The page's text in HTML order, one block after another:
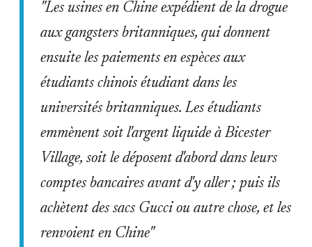
"Les usines en Chine expédient de la drogue
aux gangsters britanniques, qui donnent
ensuite les paiements en espèces aux
étudiants chinois étudiant dans les
universités britanniques. Les étudiants
emmènent soit l'argent liquide à Bicester
Village, soit le déposent d'abord dans leurs
comptes bancaires avant d'y aller ; puis ils
achètent des sacs Gucci ou autre chose, et les
renvoient en Chine"